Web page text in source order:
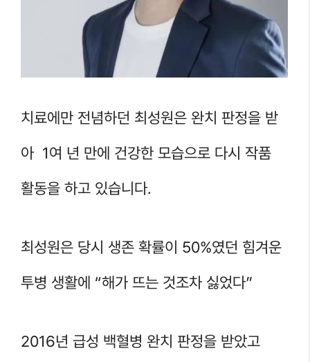
치료에만 전념하던 최성원은 완치 판정을 받
아 1여 년 만에 건강한 모습으로 다시 작품
활동을 하고 있습니다.
최성원은 당시 생존 확률이 50%였던 힘겨운
투병 생활에 “해가 뜨는 것조차 싫었다”
2016년 급성 백혈병 완치 판정을 받았고